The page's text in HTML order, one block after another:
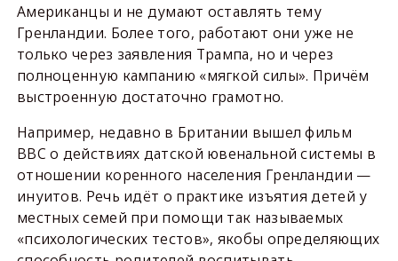
Американцы и не думают оставлять тему
Гренландии. Более того, работают они уже не
только через заявления Трампа, но и через
полноценную кампанию «мягкой силы». Причём
выстроенную достаточно грамотно.
Например, недавно в Британии вышел фильм
BBC о действиях датской ювенальной системы в
отношении коренного населения Гренландии —
инуитов. Речь идёт о практике изъятия детей у
местных семей при помощи так называемых
«психологических тестов», якобы определяющих